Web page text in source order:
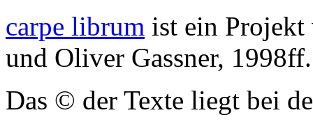
carpe librum ist ein
und Oliver Gassner, 1998ff.
Das © der Texte liegt bei